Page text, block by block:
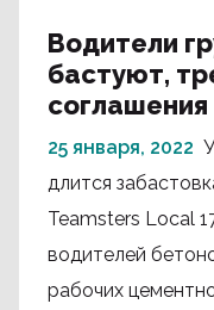
Водители
бастуют,
соглашения
25 января, 2022
длится
Teamsters Local
водителей
рабочих